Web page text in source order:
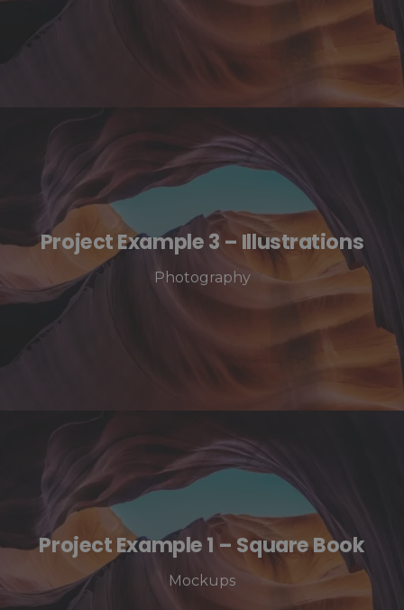
Project Example 3 – Illustrations
Photography
Project Example 1 – Square Book
Mockups